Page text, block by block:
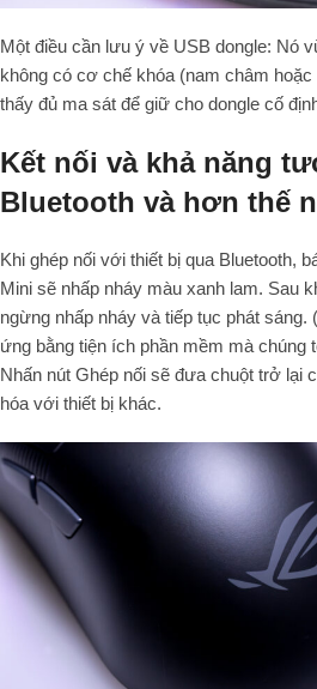
Một điều cần lưu ý về USB dongle: Nó
không có cơ chế khóa (nam châm
thấy đủ ma sát để giữ cho dongle cố
Kết nối và khả năng
Bluetooth và hơn thế
Khi ghép nối với thiết bị qua Bluetooth,
Mini sẽ nhấp nháy màu xanh lam. Sau
ngừng nhấp nháy và tiếp tục phát sáng.
ứng bằng tiện ích phần mềm mà chúng
Nhấn nút Ghép nối sẽ đưa chuột trở lại
hóa với thiết bị khác.